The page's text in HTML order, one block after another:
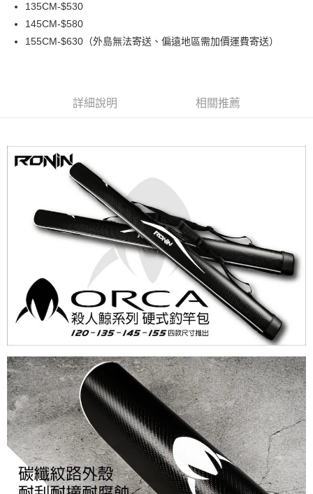
元大商業銀行
玉山商業銀行
台新國際商業銀行
中國信託商業銀行
相關說明
【大哥付你分期使用說明】
1.本服務由台灣大哥大提供，台灣大哥大用戶可立即使用無須另外申請。
2.付款方式選擇「大哥付你分期」，訂單成立後會自動跳轉到大哥付的交易
4.訂單成立30分鐘內，如未前往確認交易或遇審核未通過，訂單將自動取
消。如遇「轉專審核」未通過狀況，表示未達大哥付你分期系統評分，恕無
1.分期款項不併入電信帳單，「大哥付你分期」於每月結算日後寄送繳費提
醒簡訊。
2.透過簡訊連結打開帳單後，可選擇「超商條碼／台灣大直營門市／銀行轉
帳／街口支付／iPASS MONEY」等通路繳費。
【注意事項】
1.本服務係由「台灣大哥大股份有限公司」（以下簡稱本公司）所提供，讓
用戶於交易時，得透過本服務購買商品或服務，並由商店將買賣／分期付款
買賣價金債權讓與本公司後，依約使用本公司帳單繳交帳款。
2.基於同意付款使用「大哥付你分期」之契約關係目的，商店將以您的個人
資料（包含姓名、電話或地址）提供予台灣大哥大進項蒐集、處理及利用，
由本公司與您本人進行分期帳單所需資料之確認、核對及更正。
3.完整用戶服務條款，請詳閱以下連結：
https://oppay.tw/userRule
１．簡單：不需註冊會員、不需綁卡、不需儲值。
【「AFTEE先享後付」結帳流程】
１．於結帳方式選擇「AFTEE先享後付」後，將跳轉至「AFTEE先享後付」
結帳頁面，進行簡訊認證並確認金額後，即可完成結帳。
２．訂單成立數日內，您將收到繳費通知簡訊。
３．收到繳費通知簡訊後14天內，點擊此簡訊中的連結，可透過四大超商／
ATM／網路銀行／等多元方式進行付款，方視為交易完成。
※ 請注意：結帳手續完成當下不需立刻繳費，但若您需要取消訂單，請聯絡
購買商品的店家。未經商家同意取消之訂單仍視為有效，需透過AFTEE先享
※ 交易是否成功請以「AFTEE先享後付 」之結帳頁面顯示為準，若有關於
是否繳費成功／繳費後需取消欲退款等相關疑問，請聯繫「AFTEE先享後付
客戶支援中心」https://netprotections.freshdesk.com/support/home
【注意事項】
１．透過由恩沛科技股份有限公司提供之「AFTEE先享後付」服務完成之交
易，需依本服務之必要範圍內提供個人資料，並將交易相關給付款項請求債
權轉讓予恩沛科技股份有限公司。
２．關於個人資料處理事宜，請瀏覽以下網址：
https://aftee.tw/terms/#terms3
３．未成年的使用者請事先徵得法定代理人或監護人之同意方可使用
「AFTEE先享後付」，若未經同意申辦者引起之損失，本公司不負相關責
任。
４．使用「AFTEE先享後付」時，將依據個別帳號之用戶狀況，依本公司即
時審查核予不同之上限額度；若仍有額度不足之情形，本公司將視審查結果
請求用戶進行身份認證。
５．嚴禁一人註冊多個帳號或使用他人資訊註冊。若發現惡意使用之情形，
恩沛科技股份有限公司將有權停止該用戶之使用額度並採取法律行動。
一般宅配（門市自取請勿下單，請聯繫客服）
每筆NT$100，滿NT$2,000(含以上)免運費
大型宅配(門市自取請勿下單，請聯繫客服）
每筆NT$150，滿NT$2,000(含以上)免運費
每筆NT$200，滿NT$2,000(含以上)免運費
貨到付款（門市自取請勿下單，請聯繫客服）
每筆NT$200，滿NT$3,000(含以上)免運費
國家/地區配送(**下單前請私訊客服確認實際運費(運費另
計)，訂單才得以成立**)
查看運費
135CM-$530
145CM-$580
155CM-$630（外島無法寄送、偏遠地區需加價運費寄送）
詳細說明 相關推薦